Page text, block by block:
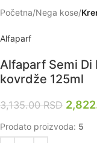
Početna Nega kose
Alfaparf
Alfaparf Semi Di
kovrdže 125ml
3,135.00RSD
Prodato proizvoda: 5